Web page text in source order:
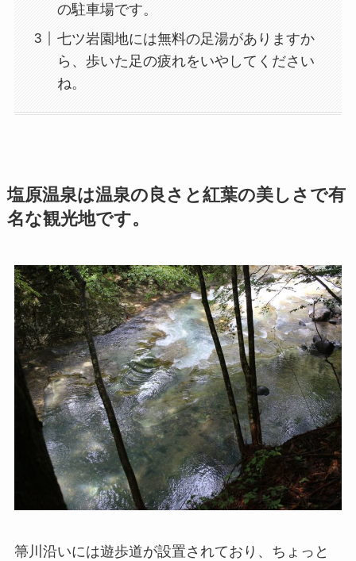
の駐車場です。
七ツ岩園地には無料の足湯がありますか
ら、歩いた足の疲れをいやしてください
ね。
塩原温泉は温泉の良さと紅葉の美しさで有
名な観光地です。
箒川沿いには遊歩道が設置されており、ちょっと